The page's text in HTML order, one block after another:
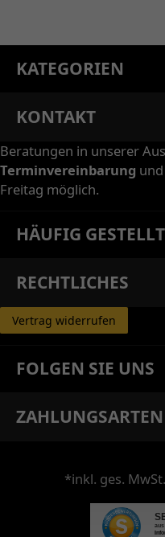
KATEGORIEN
KONTAKT
Beratungen in unserer
Terminvereinbarung
Freitag möglich.
HÄUFIG
RECHTLICHES
Vertrag widerrufen
FOLGEN SIE UNS
ZAHLUNGSARTEN
*inkl. ges.
aus